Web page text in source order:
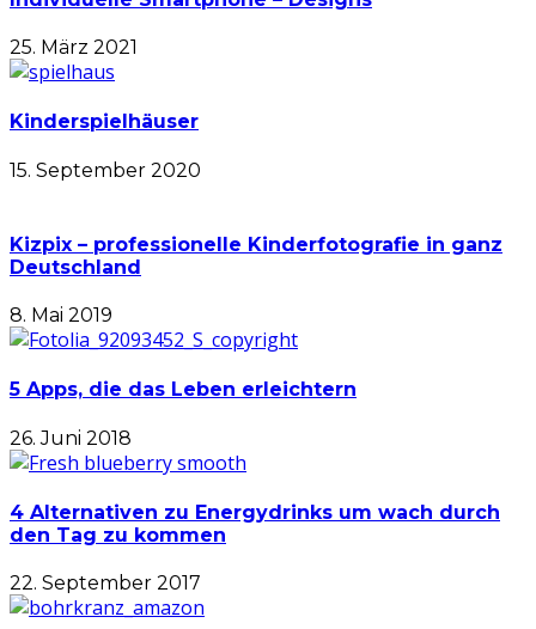
25. März 2021
Kinderspielhäuser
15. September 2020
Kizpix – professionelle Kinderfotografie in ganz
Deutschland
8. Mai 2019
5 Apps, die das Leben erleichtern
26. Juni 2018
4 Alternativen zu Energydrinks um wach durch
den Tag zu kommen
22. September 2017